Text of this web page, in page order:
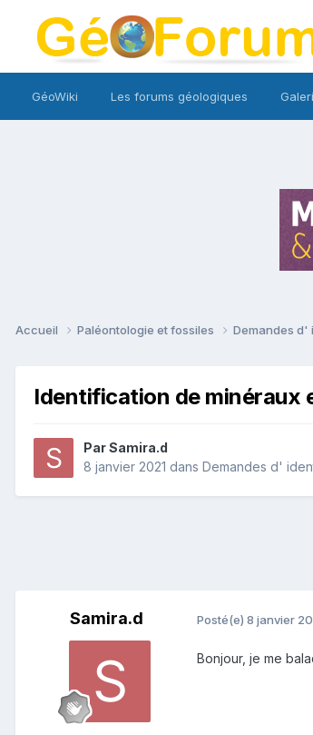
GéoWiki Les forums géologiques
Accueil Paléontologie et fossiles Demandes d'
Identification de minéraux
ParSamira.d
8 janvier 2021 dans Demandes d'
Samira.d Posté(e) 8 janvier
Bonjour, je me